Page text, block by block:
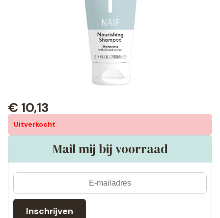
Uitverkocht
€ 10,13
Mail mij bij voorraad
Inschrijven